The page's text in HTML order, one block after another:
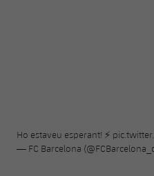
Ho estaveu esperant! ⚡
— FC Barcelona